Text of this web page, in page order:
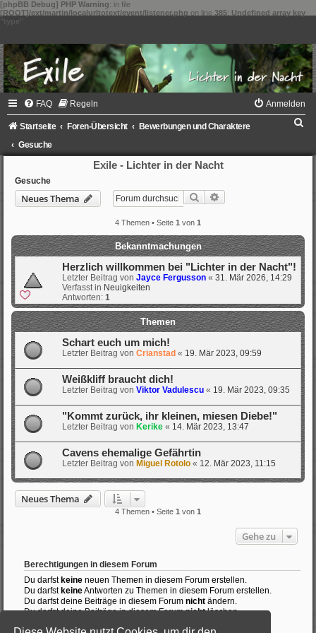
[phpBB Debug] PHP Warning: in file
[ROOT]/ext/martin/localurltotext/event/listener.php on line 385: Undefined array key
FAQ Regeln Anmelden
Startseite Foren-Übersicht
Bewerbungen und Charaktere
Gesuche
Exile - Lichter in der Nacht
Gesuche
Neues Thema Suche
4 Themen • Seite 1 von 1
Bekanntmachungen
Herzlich willkommen bei "Lichter in der Nacht"!
Letzter Beitrag von Jayce Fergusson « 31. Mär 2026, 14:29
Verfasst in Neuigkeiten
Antworten: 1
Themen
Schart euch um mich!
Letzter Beitrag von Crianstad « 19. Mär 2023, 09:59
Weißkliff braucht dich!
Letzter Beitrag von Viktor Vadulescu « 19. Mär 2023, 09:35
"Kommt zurück, ihr kleinen, miesen Diebe!"
Letzter Beitrag von Kerike « 14. Mär 2023, 13:47
Cavens ehemalige Gefährtin
Letzter Beitrag von Miguel Rotolo « 12. Mär 2023, 11:15
Neues Thema
4 Themen • Seite 1 von 1
Gehe zu
Berechtigungen in diesem Forum
Du darfst keine neuen Themen in diesem Forum erstellen.
Du darfst keineAntworten zu Themen in diesem Forum erstellen.
Du darfst deine Beiträge in diesem Forum nicht ändern.
Du darfst deine Beiträge in diesem Forumnichtlöschen.